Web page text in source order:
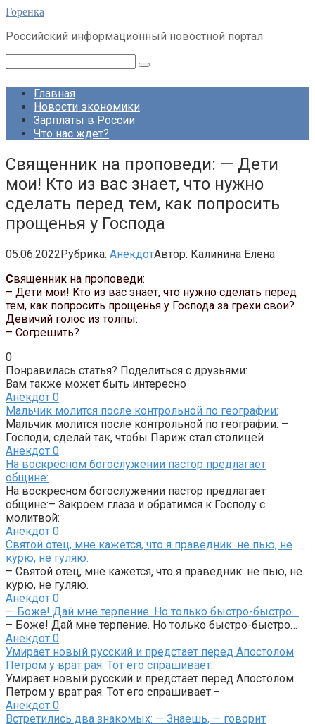
Перейти
контенту
Горенка
Российский информационный новостной портал
Главная
Новости экономики
Зарплаты в России
Что нас ждет?
Священник на проповеди: — Дети
мои! Кто из вас знает, что нужно
сделать перед тем, как попросить
прощенья у Господа
05.06.2022Рубрика: АнекдотАвтор: Калинина Елена
Священник на проповеди:
– Дети мои! Кто из вас знает, что нужно сделать перед
тем, как попросить прощенья у Господа за грехи свои?
Девичий голос из толпы:
– Согрешить?
0
Понравилась статья? Поделиться с друзьями:
Вам также может быть интересно
Анекдот 0
Мальчик молится после контрольной по географии:
Мальчик молится после контрольной по географии: –
Господи, сделай так, чтобы Париж стал столицей
Анекдот 0
На воскресном богослужении пастор предлагает
общине:
На воскресном богослужении пастор предлагает
общине:– Закроем глаза и обратимся к Господу с
молитвой:
Анекдот 0
Святой отец, мне кажется, что я праведник: не пью, не
курю, не гуляю.
– Святой отец, мне кажется, что я праведник: не пью, не
курю, не гуляю.
Анекдот 0
— Боже! Дай мне терпение. Но только быстро-быстро…
– Боже! Дай мне терпение. Но только быстро-быстро…
Анекдот 0
Умирает новый русский и предстает перед Апостолом
Петром у врат рая. Тот его спрашивает:
Умирает новый русский и предстает перед Апостолом
Петром у врат рая. Тот его спрашивает:–
Анекдот 0
Встретились два знакомых: — Знаешь, — говорит